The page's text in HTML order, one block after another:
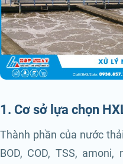
1. Cơ sở lựa chọn
Thành phần của nước
BOD, COD, TSS,